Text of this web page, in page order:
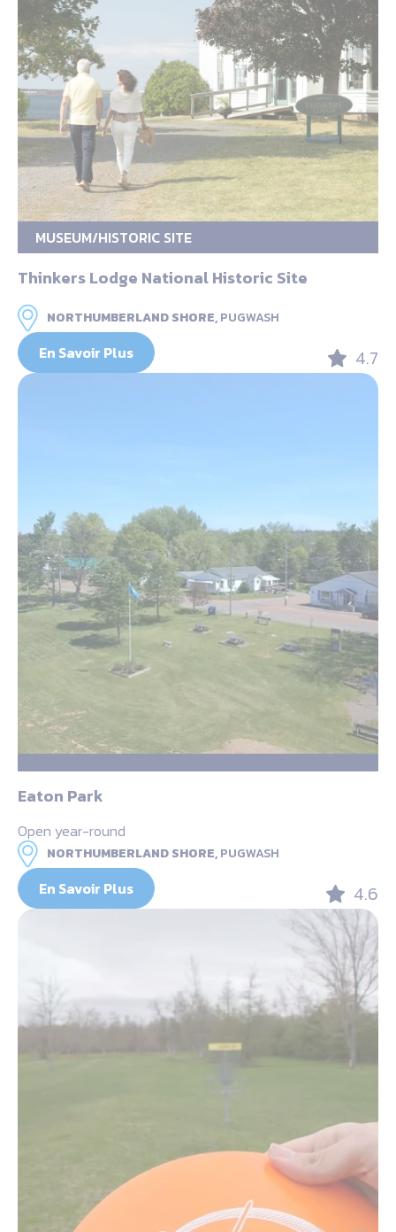
MUSEUM/HISTORIC SITE
Thinkers Lodge National Historic Site
NORTHUMBERLAND SHORE,PUGWASH
En Savoir Plus 4.7
Eaton Park
Open year-round
NORTHUMBERLAND SHORE,PUGWASH
En Savoir Plus 4.6